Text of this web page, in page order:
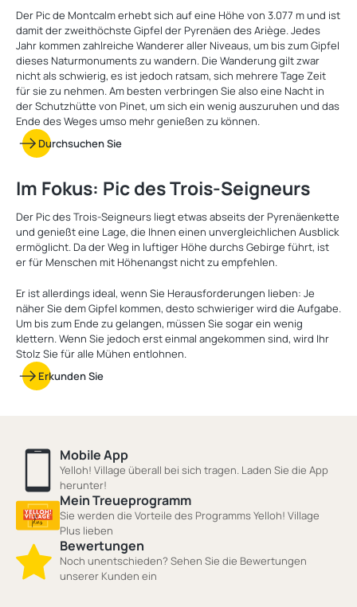
Der Pic de Montcalm erhebt sich auf eine Höhe von 3.077 m und ist
damit der zweithöchste Gipfel der Pyrenäen des Ariège. Jedes
Jahr kommen zahlreiche Wanderer aller Niveaus, um bis zum Gipfel
dieses Naturmonuments zu wandern. Die Wanderung gilt zwar
nicht als schwierig, es ist jedoch ratsam, sich mehrere Tage Zeit
für sie zu nehmen. Am besten verbringen Sie also eine Nacht in
der Schutzhütte von Pinet, um sich ein wenig auszuruhen und das
Ende des Weges umso mehr genießen zu können.
Durchsuchen Sie
Im Fokus: Pic des Trois-Seigneurs
Der Pic des Trois-Seigneurs liegt etwas abseits der Pyrenäenkette
und genießt eine Lage, die Ihnen einen unvergleichlichen Ausblick
ermöglicht. Da der Weg in luftiger Höhe durchs Gebirge führt, ist
er für Menschen mit Höhenangst nicht zu empfehlen.
Er ist allerdings ideal, wenn Sie Herausforderungen lieben: Je
näher Sie dem Gipfel kommen, desto schwieriger wird die Aufgabe.
Um bis zum Ende zu gelangen, müssen Sie sogar ein wenig
klettern. Wenn Sie jedoch erst einmal angekommen sind, wird Ihr
Stolz Sie für alle Mühen entlohnen.
Erkunden Sie
Mobile App
Yelloh! Village überall bei sich tragen. Laden Sie die App
herunter!
Mein Treueprogramm
Sie werden die Vorteile des Programms Yelloh! Village
Plus lieben
Bewertungen
Noch unentschieden? Sehen Sie die Bewertungen
unserer Kunden ein